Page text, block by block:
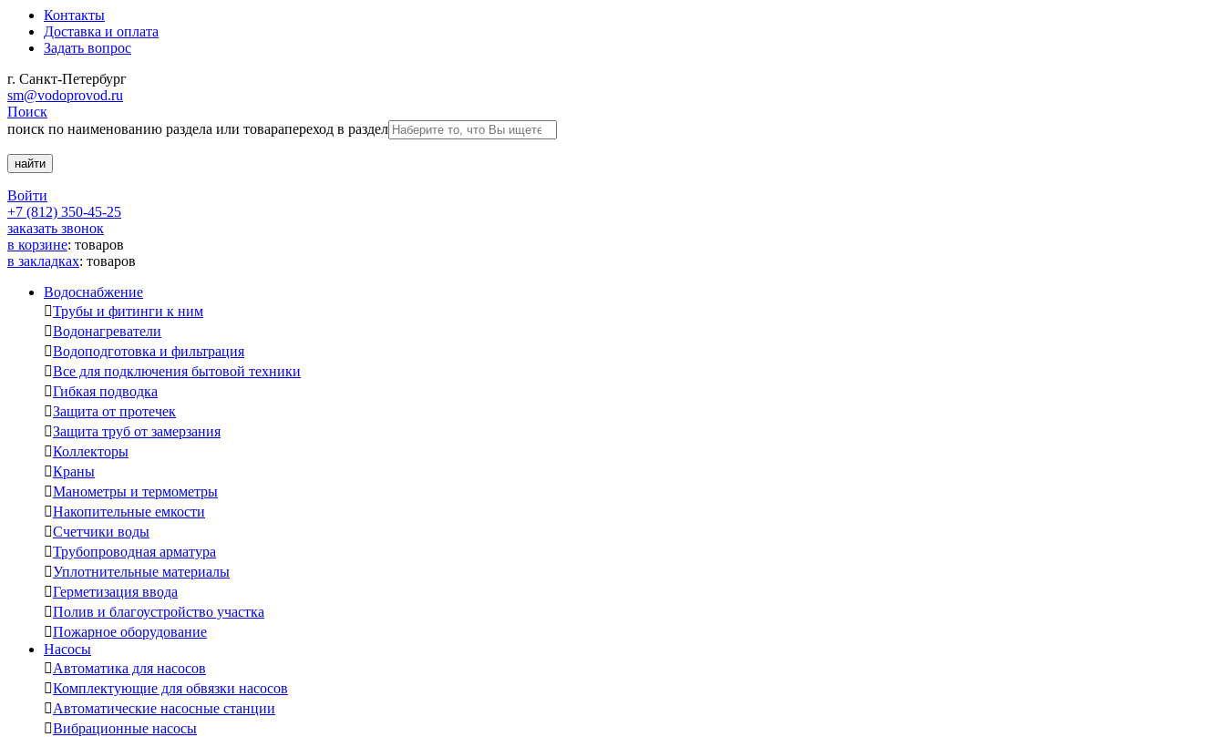
Контакты
Доставка и оплата
Задать вопрос
г. Санкт-Петербург
sm@vodoprovod.ru
Поиск
поиск по наименованию раздела или товарапереход в раздел
Войти
+7 (812) 350-45-25
заказать звонок
в корзине: товаров
в закладках: товаров
Водоснабжение
Трубы и фитинги к ним
Водонагреватели
Водоподготовка и фильтрация
Все для подключения бытовой техники
Гибкая подводка
Защита от протечек
Защита труб от замерзания
Коллекторы
Краны
Манометры и термометры
Накопительные емкости
Счетчики воды
Трубопроводная арматура
Уплотнительные материалы
Герметизация ввода
Полив и благоустройство участка
Пожарное оборудование
Насосы
Автоматика для насосов
Комплектующие для обвязки насосов
Автоматические насосные станции
Вибрационные насосы